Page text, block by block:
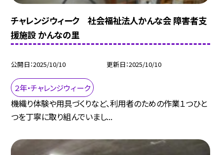
チャレンジウィーク 社会福祉法人かんな会 障害者支
援施設 かんなの里
公開日 2025/10/10 更新日 2025/10/10
２年・チャレンジウィーク
機織り体験や用具づくりなど、利用者のための作業１つひと
つを丁寧に取り組んでいまし...